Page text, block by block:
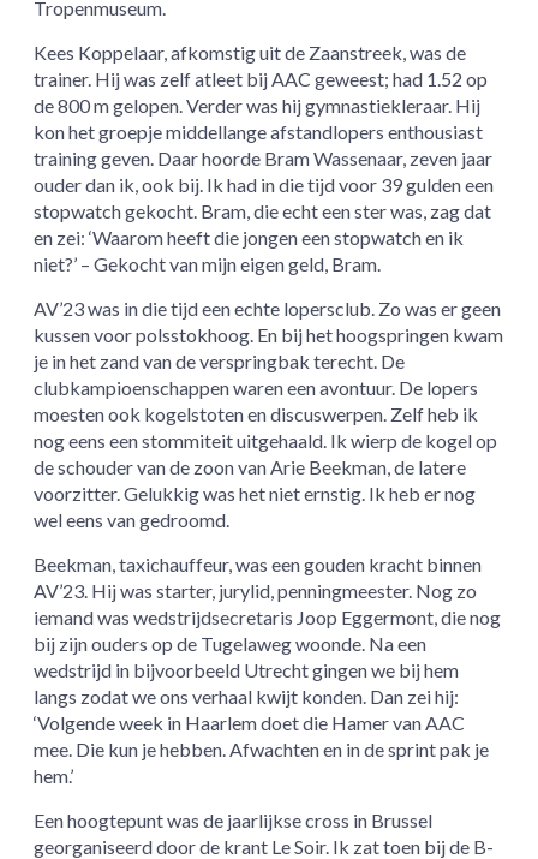
Tropenmuseum.
Kees Koppelaar, afkomstig uit de Zaanstreek, was de
trainer. Hij was zelf atleet bij AAC geweest; had 1.52 op
de 800 m gelopen. Verder was hij gymnastiekleraar. Hij
kon het groepje middellange afstandlopers enthousiast
training geven. Daar hoorde Bram Wassenaar, zeven jaar
ouder dan ik, ook bij. Ik had in die tijd voor 39 gulden een
stopwatch gekocht. Bram, die echt een ster was, zag dat
en zei: ‘Waarom heeft die jongen een stopwatch en ik
niet?’ – Gekocht van mijn eigen geld, Bram.
AV’23 was in die tijd een echte lopersclub. Zo was er geen
kussen voor polsstokhoog. En bij het hoogspringen kwam
je in het zand van de verspringbak terecht. De
clubkampioenschappen waren een avontuur. De lopers
moesten ook kogelstoten en discuswerpen. Zelf heb ik
nog eens een stommiteit uitgehaald. Ik wierp de kogel op
de schouder van de zoon van Arie Beekman, de latere
voorzitter. Gelukkig was het niet ernstig. Ik heb er nog
wel eens van gedroomd.
Beekman, taxichauffeur, was een gouden kracht binnen
AV’23. Hij was starter, jurylid, penningmeester. Nog zo
iemand was wedstrijdsecretaris Joop Eggermont, die nog
bij zijn ouders op de Tugelaweg woonde. Na een
wedstrijd in bijvoorbeeld Utrecht gingen we bij hem
langs zodat we ons verhaal kwijt konden. Dan zei hij:
‘Volgende week in Haarlem doet die Hamer van AAC
mee. Die kun je hebben. Afwachten en in de sprint pak je
hem.’
Een hoogtepunt was de jaarlijkse cross in Brussel
georganiseerd door de krant Le Soir. Ik zat toen bij de B-